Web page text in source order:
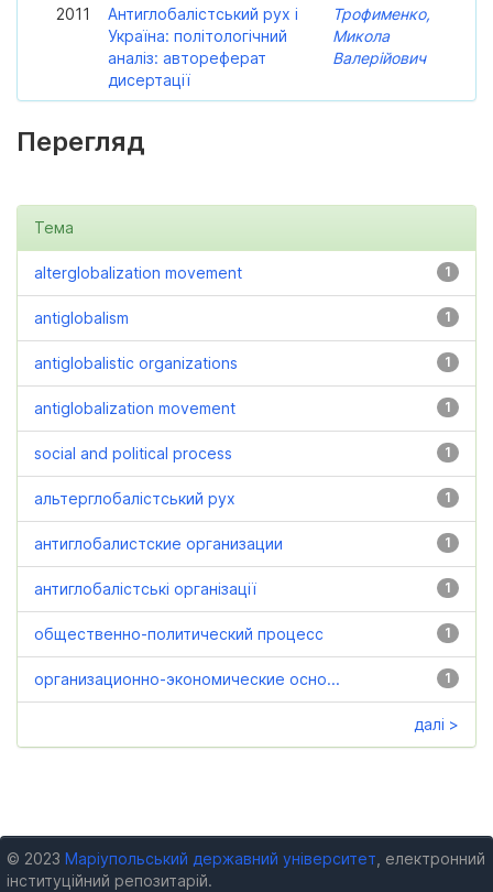
2011
Антиглобалістський рух і
Україна: політологічний
аналіз: автореферат
дисертації
Трофименко,
Микола
Валерійович
Перегляд
Тема
1
alterglobalization movement
1
antiglobalism
1
antiglobalistic organizations
1
antiglobalization movement
1
social and political process
1
альтерглобалістський рух
1
антиглобалистские организации
1
антиглобалістські організації
1
общественно-политический процесс
1
организационно-экономические осно...
далі >
© 2023 Маріупольський державний університет , електронний
інституційний репозитарій.